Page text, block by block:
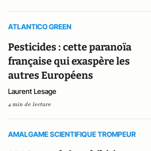
ATLANTICO GREEN
Pesticides : cette paranoïa
française qui exaspère les
autres Européens
Laurent Lesage
4 min de lecture
AMALGAME SCIENTIFIQUE TROMPEUR